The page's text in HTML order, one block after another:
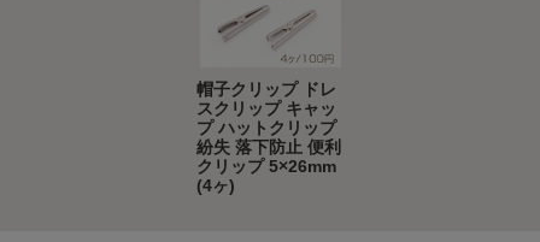
帽子クリップ ドレ
スクリップ キャッ
プ ハットクリップ
紛失 落下防止 便利
クリップ 5×26mm
(4ヶ)